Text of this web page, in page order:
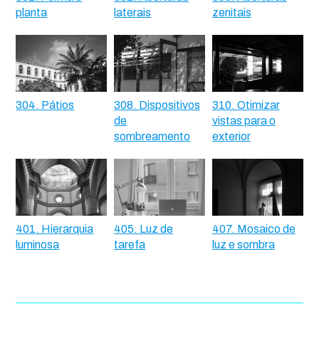
planta
laterais
zenitais
304. Pátios
308. Dispositivos
de
sombreamento
310. Otimizar
vistas para o
exterior
401. Hierarquia
luminosa
405. Luz de
tarefa
407. Mosaico de
luz e sombra